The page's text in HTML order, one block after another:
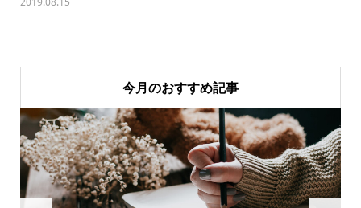
今月のおすすめ記事